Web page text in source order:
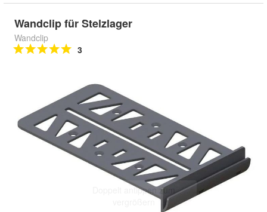
Wandclip für Stelzlager
Wandclip
3
Doppelt antippen zum